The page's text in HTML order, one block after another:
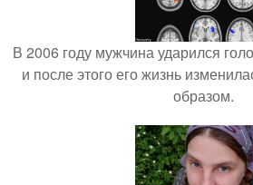
В 2006 году мужчина ударился
и после этого его жизнь
образом.